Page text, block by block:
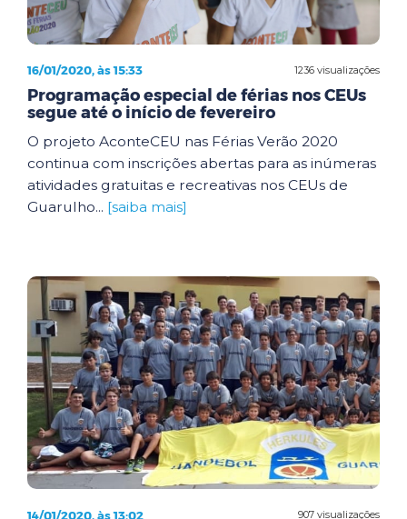
1236 visualizações
16/01/2020, às 15:33
Programação especial de férias nos CEUs
segue até o início de fevereiro
O projeto AconteCEU nas Férias Verão 2020
continua com inscrições abertas para as inúmeras
atividades gratuitas e recreativas nos CEUs de
Guarulho... [saiba mais]
907 visualizações
14/01/2020, às 13:02